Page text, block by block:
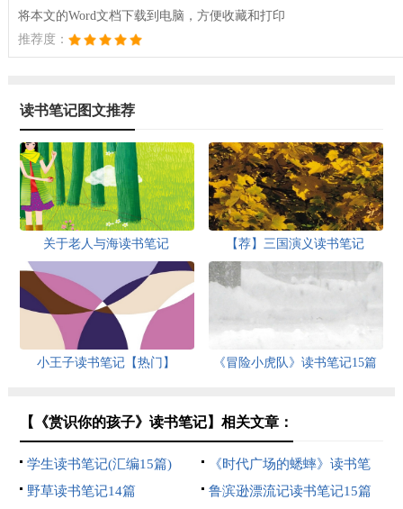
将本文的Word文档下载到电脑，方便收藏和打印
推荐度：
读书笔记图文推荐
关于老人与海读书笔记 【荐】三国演义读书笔记
小王子读书笔记【热门】 《冒险小虎队》读书笔记15篇
【《赏识你的孩子》读书笔记】相关文章：
学生读书笔记(汇编15篇)
《时代广场的蟋蟀》读书笔
记(15篇)
野草读书笔记14篇
鲁滨逊漂流记读书笔记15篇